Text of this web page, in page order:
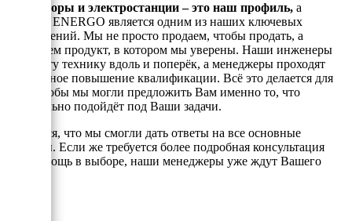
Генераторы и электростанции – это наш профиль, а
техника ENERGO является одним из наших ключевых
направлений. Мы не просто продаем, чтобы продать, а
реализуем продукт, в котором мы уверены. Наши инженеры
знают эту технику вдоль и поперёк, а менеджеры проходят
постоянное повышение квалификации. Всё это делается для
того, чтобы мы могли предложить Вам именно то, что
оптимально подойдёт под Ваши задачи.
Надеемся, что мы смогли дать ответы на все основные
вопросы. Если же требуется более подробная консультация
или помощь в выборе, наши менеджеры уже ждут Вашего